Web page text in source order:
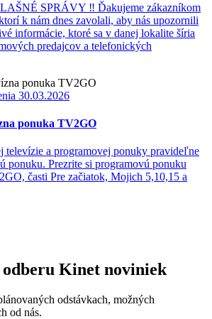
SPRÁVY ‼ Ďakujeme zákazníkom
k nám dnes zavolali, aby nás upozornili
informácie, ktoré sa v danej lokalite šíria
predajcov a telefonických
30.03.2026
ponuka TV2GO
televízie a programovej ponuky pravideľne
ponuku. Prezrite si programovú ponuku
časti Pre začiatok, Mojich 5,10,15 a
Kinet noviniek
odstávkach, možných
od nás.